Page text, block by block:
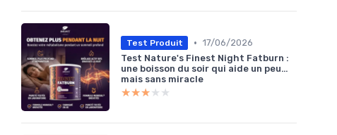
Test Produit • 17/06/2026
Test Nature's Finest Night Fatburn :
une boisson du soir qui aide un peu…
mais sans miracle
★★★★★
★★★★★